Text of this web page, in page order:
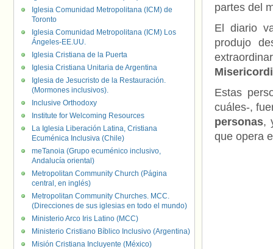
partes del
El diario
produjo
Estas
cuáles-,
personas,
que opera
Iglesia Comunidad Metropolitana (ICM) de
Toronto
Iglesia Comunidad Metropolitana (ICM) Los
Ángeles-EE.UU.
Iglesia Cristiana de la Puerta
Iglesia Cristiana Unitaria de Argentina
Iglesia de Jesucristo de la Restauración.
(Mormones inclusivos).
Inclusive Orthodoxy
Institute for Welcoming Resources
La Iglesia Liberación Latina, Cristiana
Ecuménica Inclusiva (Chile)
meTanoia (Grupo ecuménico inclusivo,
Andalucía oriental)
Metropolitan Community Church (Página
central, en inglés)
Metropolitan Community Churches. MCC.
(Direcciones de sus iglesias en todo el mundo)
Ministerio Arco Iris Latino (MCC)
Ministerio Cristiano Bíblico Inclusivo (Argentina)
Misión Cristiana Incluyente (México)